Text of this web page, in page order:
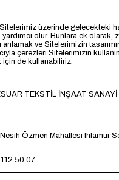
üzerinde gelecekteki
yardımcı olur. Bunlara ek
anlamak ve Sitelerimizin
çerezleri Sitelerimizin
için de kullanabiliriz.
TEKSTİL İNŞAAT
Özmen Mahallesi Ihlamur
50 07